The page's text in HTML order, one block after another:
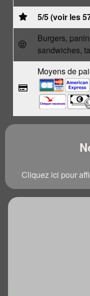
5/5 (voir les
Burgers,
sandwiches,
Moyens de
Cliquez ici pour